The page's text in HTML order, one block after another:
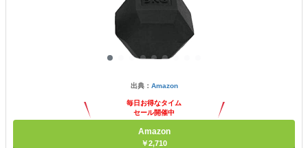
出典： Amazon
毎日お得なタイム
セール開催中
Amazon
￥2,710